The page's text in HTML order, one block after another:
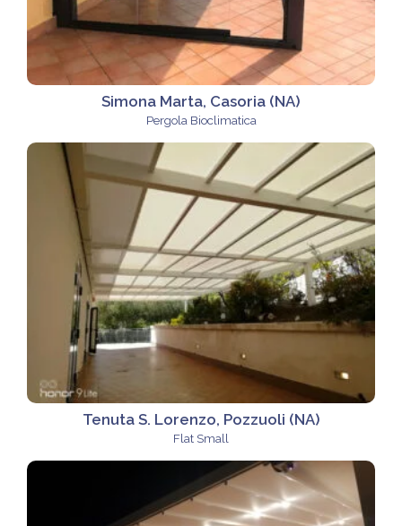
Simona Marta, Casoria (NA)
Pergola Bioclimatica
Tenuta S. Lorenzo, Pozzuoli (NA)
Flat Small